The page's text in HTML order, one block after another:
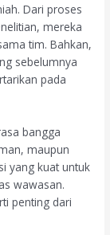
Dari proses
mereka
tim. Bahkan,
sebelumnya
pada
bangga
maupun
yang kuat untuk
wawasan.
penting dari